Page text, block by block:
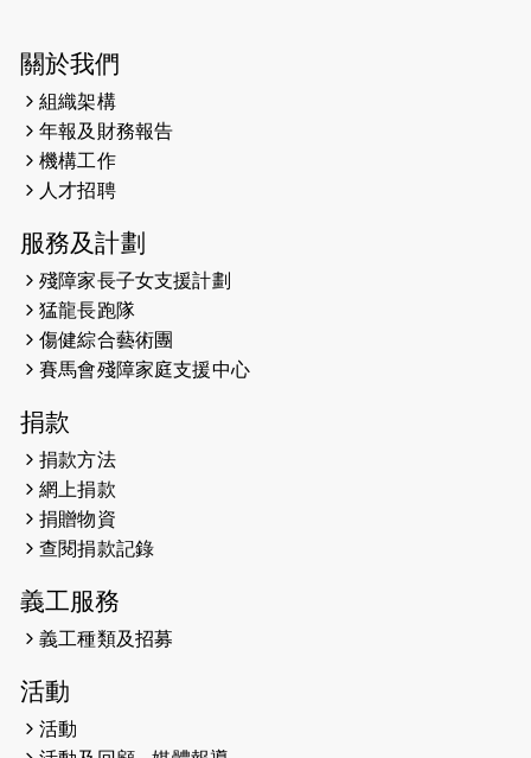
2024-01-01
2023-11-28
2023-09-30
共融理念 港聞 2023.09.30 金金
2023-06-28
2023-06-15
RTHK 香港電台-凝聚香港：第二百五
2023-06-07
2023-06-01
2023-05-29
2023-05-29
副隊長 梁翠珊】運動員用熱血同堅
關於我們
組織架構
年報及財務報告
機構工作
人才招聘
服務及計劃
殘障家長子女支援計劃
猛龍長跑隊
傷健綜合藝術團
賽馬會殘障家庭支援中心
捐款
捐款方法
網上捐款
捐贈物資
查閱捐款記錄
義工服務
義工種類及招募
活動
活動